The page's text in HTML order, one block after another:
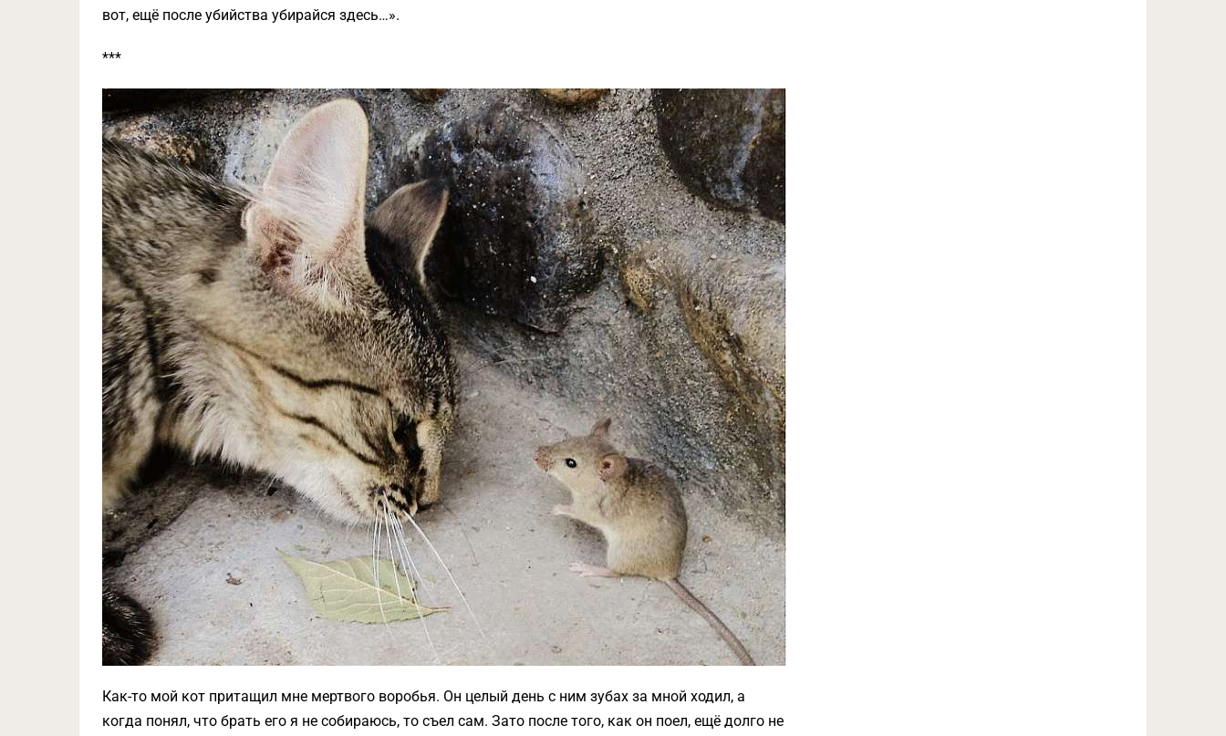
вот, ещё после убийства убирайся здесь…».
***
Как-то мой кот притащил мне мертвого воробья. Он целый день с ним зубах за мной ходил, а
когда понял, что брать его я не собираюсь, то съел сам. Зато после того, как он поел, ещё долго не